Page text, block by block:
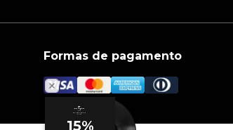
Formas de pagamento